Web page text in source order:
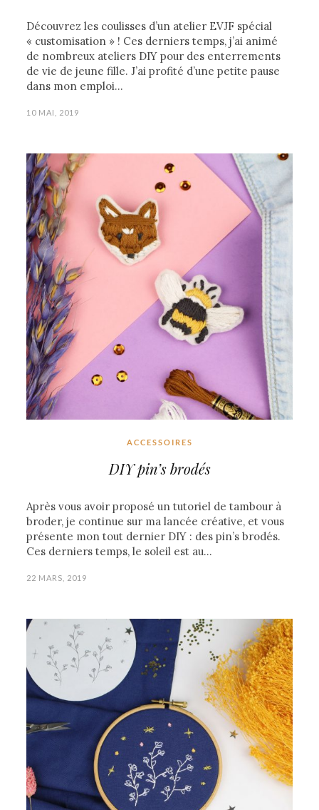
Découvrez les coulisses d’un atelier EVJF spécial
« customisation » ! Ces derniers temps, j’ai animé
de nombreux ateliers DIY pour des enterrements
de vie de jeune fille. J’ai profité d’une petite pause
dans mon emploi…
10 MAI, 2019
ACCESSOIRES
DIY pin’s brodés
Après vous avoir proposé un tutoriel de tambour à
broder, je continue sur ma lancée créative, et vous
présente mon tout dernier DIY : des pin’s brodés.
Ces derniers temps, le soleil est au…
22 MARS, 2019